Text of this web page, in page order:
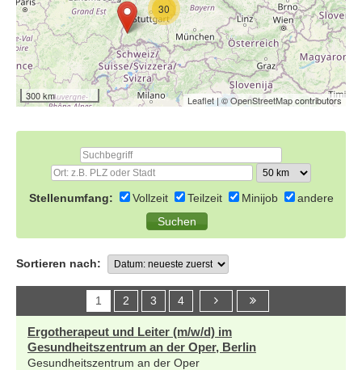
30
300 km Leaflet | ©OpenStreetMapcontributors
Stellenumfang: Vollzeit Teilzeit Minijob andere
Sortieren nach:
1 2 3 4
Ergotherapeut und Leiter (m/w/d) im
Gesundheitszentrum an der Oper, Berlin
Gesundheitszentrum an der Oper